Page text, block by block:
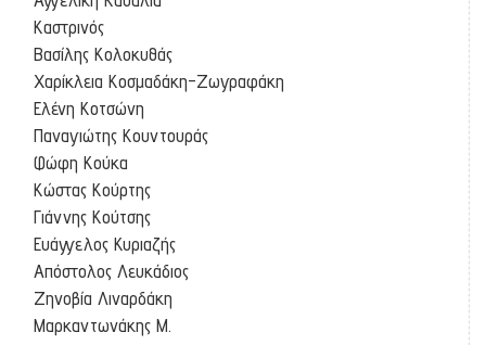
Καστρινός
Βασίλης Κολοκυθάς
Χαρίκλεια Κοσμαδάκη-Ζωγραφάκη
Ελένη Κοτσώνη
Παναγιώτης Κουντουράς
Φώφη Κούκα
Κώστας Κούρτης
Γιάννης Κούτσης
Ευάγγελος Κυριαζής
Απόστολος Λευκάδιος
Ζηνοβία Λιναρδάκη
Μαρκαντωνάκης Μ.